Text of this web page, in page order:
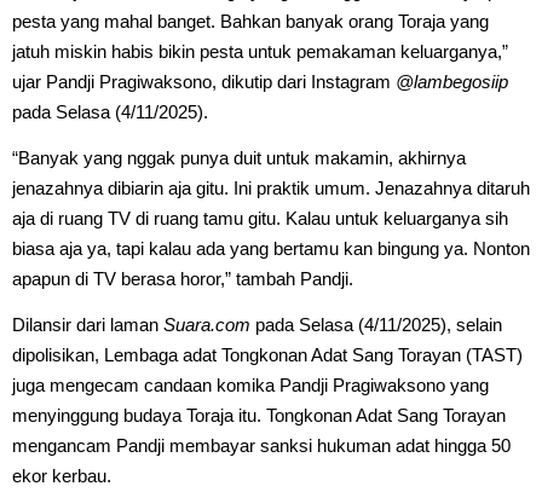
pesta yang mahal banget. Bahkan banyak orang Toraja yang
jatuh miskin habis bikin pesta untuk pemakaman keluarganya,”
ujar Pandji Pragiwaksono, dikutip dari Instagram @lambegosiip
pada Selasa (4/11/2025).
“Banyak yang nggak punya duit untuk makamin, akhirnya
jenazahnya dibiarin aja gitu. Ini praktik umum. Jenazahnya ditaruh
aja di ruang TV di ruang tamu gitu. Kalau untuk keluarganya sih
biasa aja ya, tapi kalau ada yang bertamu kan bingung ya. Nonton
apapun di TV berasa horor,” tambah Pandji.
Dilansir dari laman Suara.com pada Selasa (4/11/2025), selain
dipolisikan, Lembaga adat Tongkonan Adat Sang Torayan (TAST)
juga mengecam candaan komika Pandji Pragiwaksono yang
menyinggung budaya Toraja itu. Tongkonan Adat Sang Torayan
mengancam Pandji membayar sanksi hukuman adat hingga 50
ekor kerbau.